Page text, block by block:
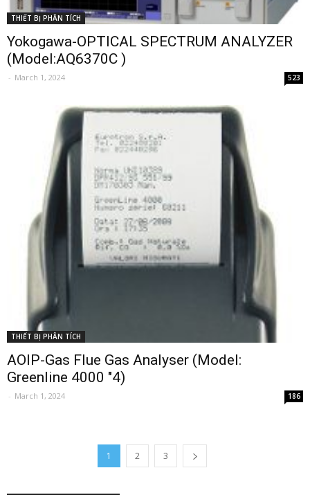
THIẾT BỊ PHÂN TÍCH
Yokogawa-OPTICAL SPECTRUM ANALYZER
(Model:AQ6370C )
- March 1, 2024 523
THIẾT BỊ PHÂN TÍCH
AOIP-Gas Flue Gas Analyser (Model:
Greenline 4000 "4)
- March 1, 2024 186
1 2 3